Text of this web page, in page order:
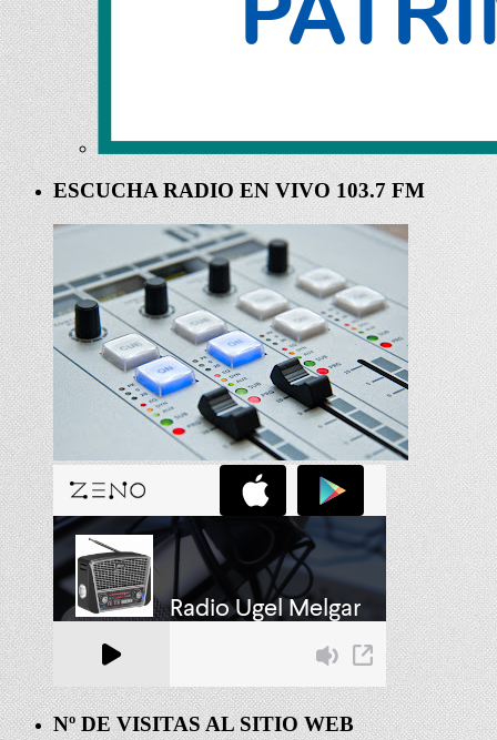
ESCUCHA RADIO EN VIVO 103.7 FM
Nº DE VISITAS AL SITIO WEB